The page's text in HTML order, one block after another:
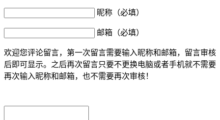
昵称（必填）
邮箱（必填）
欢迎您评论留言，第一次留言需要输入昵称和邮箱，留言审核
后即可显示。之后再次留言只要不更换电脑或者手机就不需要
再次输入昵称和邮箱，也不需要再次审核！